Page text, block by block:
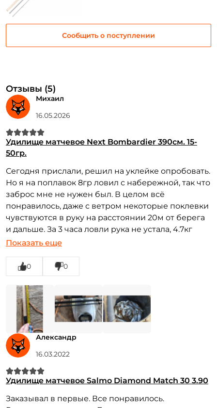
Сообщить о поступлении
Отзывы (5)
Михаил
16.05.2026
Удилище матчевое Next Bombardier 390см. 15-
50гр.
Сегодня прислали, решил на уклейке опробовать.
Но я на поплавок 8гр ловил с набережной, так что
заброс мне не нужен был. В целом всё
понравилось, даже с ветром некоторые поклевки
чувствуются в руку на расстоянии 20м от берега
и дальше. За 3 часа ловли рука не устала, 4.7кг
наловил.
Недостатки:первое входное кольцо маловато для
меня
Показать еще
0 0
Александр
16.03.2022
Удилище матчевое Salmo Diamond Match 30 3.90
Заказывал в первые. Все понравилось.